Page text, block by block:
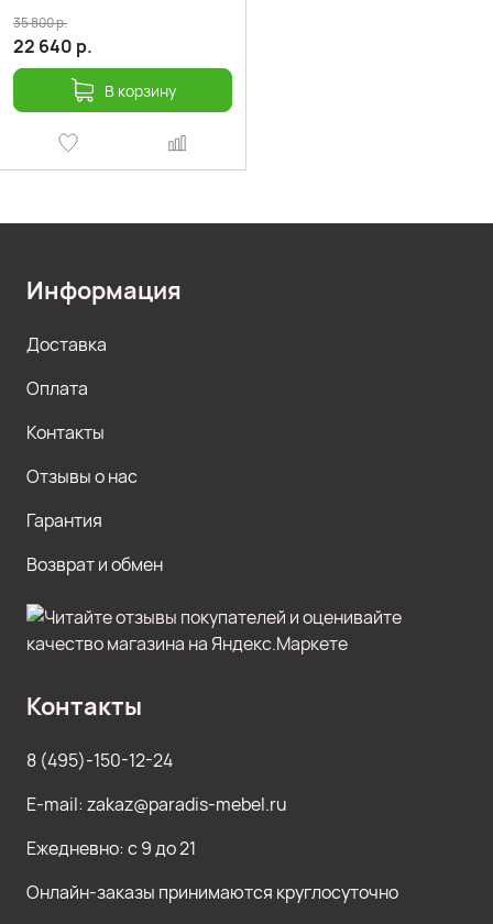
22 640 р.
35 800р.
В корзину
Информация
Доставка
Оплата
Контакты
Отзывы о нас
Гарантия
Возврат и обмен
Контакты
8 (495)-150-12-24
E-mail: zakaz@paradis-mebel.ru
Ежедневно: с 9 до 21
Онлайн-заказы принимаются круглосуточно